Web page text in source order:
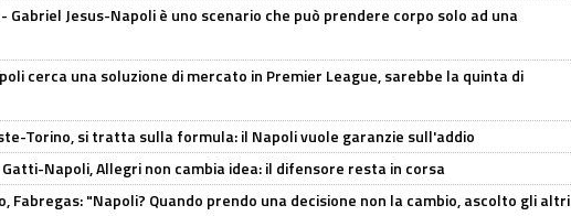
- Gabriel Jesus-Napoli è uno scenario che può prendere corpo solo ad una
cerca una soluzione di mercato in Premier League, sarebbe la quinta di
Torino, si tratta sulla formula: il Napoli vuole garanzie sull'addio
Gatti-Napoli, Allegri non cambia idea: il difensore resta in corsa
Fabregas: "Napoli? Quando prendo una decisione non la cambio, ascolto gli altri